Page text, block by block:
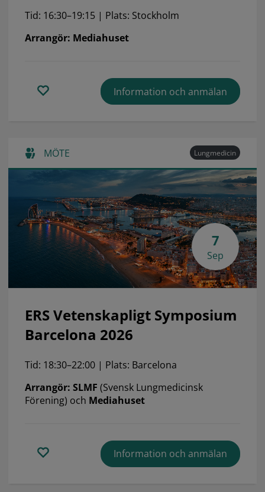
Tid: 16:30–19:15 | Plats: Stockholm
Arrangör: Mediahuset
Information och anmälan
MÖTE Lungmedicin
7
Sep
ERS Vetenskapligt Symposium
Barcelona 2026
Tid: 18:30–22:00 | Plats: Barcelona
Arrangör: SLMF (Svensk Lungmedicinsk
Förening) och Mediahuset
Information och anmälan